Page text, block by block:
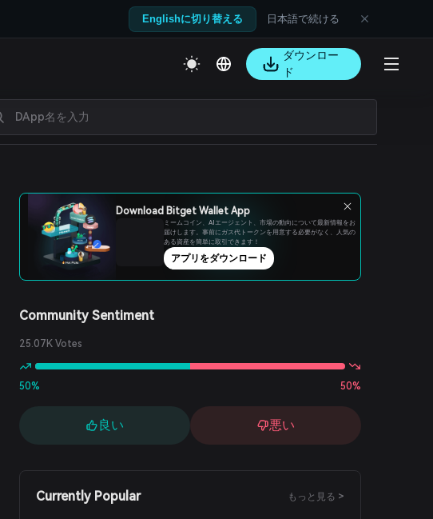
Englishに切り替える 日本語で続ける
ダウンロー
ド
Download Bitget Wallet App
ミームコイン、AIエージェント、市場の動向について最新情報をお
届けします。事前にガス代トークンを用意する必要がなく、人気の
ある資産を簡単に取引できます！
アプリをダウンロード
Community Sentiment
25.07K Votes
50% 50%
良い 悪い
Currently Popular もっと見る >